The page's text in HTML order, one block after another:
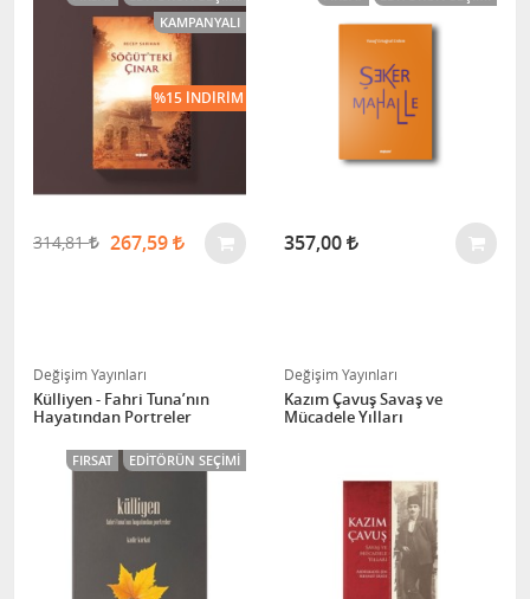
KAMPANYALI
314,81 267,59
%15 İNDIRIM
357,00
Değişim Yayınları
Külliyen - Fahri Tuna’nın
Hayatından Portreler
FIRSAT EDITÖRÜN SEÇIMI
Değişim Yayınları
Kazım Çavuş Savaş ve
Mücadele Yılları